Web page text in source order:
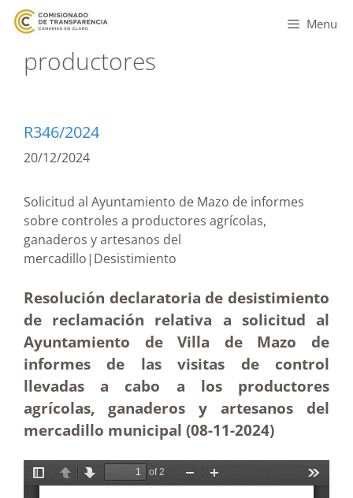
Menu
productores
R346/2024
20/12/2024
Solicitud al Ayuntamiento de Mazo de informes
sobre controles a productores agrícolas,
ganaderos y artesanos del
mercadillo|Desistimiento
Resolución declaratoria de desistimiento
de reclamación relativa a solicitud al
Ayuntamiento de Villa de Mazo de
informes de las visitas de control
llevadas a cabo a los productores
agrícolas, ganaderos y artesanos del
mercadillo municipal (08-11-2024)